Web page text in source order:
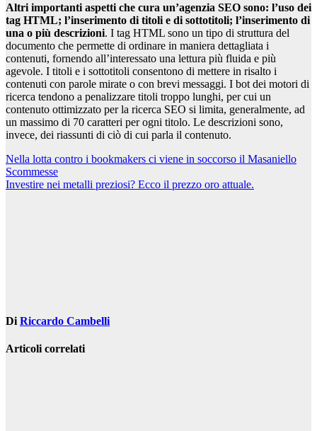
Altri importanti aspetti che cura un’agenzia SEO sono: l’uso dei
tag HTML; l’inserimento di titoli e di sottotitoli; l’inserimento di
una o più descrizioni. I tag HTML sono un tipo di struttura del
documento che permette di ordinare in maniera dettagliata i
contenuti, fornendo all’interessato una lettura più fluida e più
agevole. I titoli e i sottotitoli consentono di mettere in risalto i
contenuti con parole mirate o con brevi messaggi. I bot dei motori di
ricerca tendono a penalizzare titoli troppo lunghi, per cui un
contenuto ottimizzato per la ricerca SEO si limita, generalmente, ad
un massimo di 70 caratteri per ogni titolo. Le descrizioni sono,
invece, dei riassunti di ciò di cui parla il contenuto.
Navigazione
articoli
Nella lotta contro i bookmakers ci viene in soccorso il Masaniello
Scommesse
Investire nei metalli preziosi? Ecco il prezzo oro attuale.
Di Riccardo Cambelli
Articoli correlati